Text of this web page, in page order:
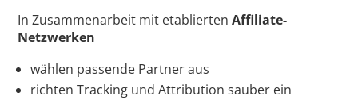
In Zusammenarbeit mit etabliertenAffiliate-
Netzwerken
wählen passende Partner aus
richten Tracking und Attribution sauber ein